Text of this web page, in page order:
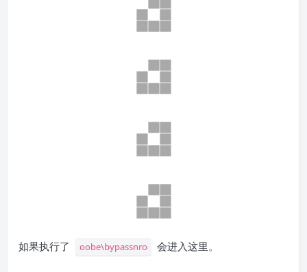
如果执行了 oobe\bypassnro 会进入这里。